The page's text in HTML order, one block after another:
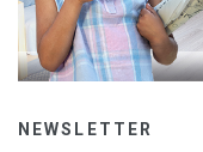
NEWSLETTER